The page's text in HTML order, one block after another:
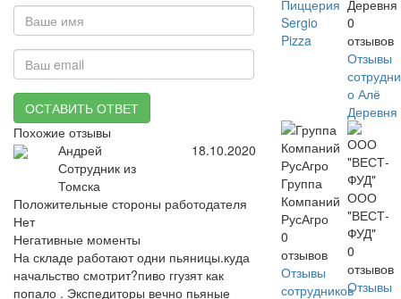
ОСТАВИТЬ ОТВЕТ
Похожие отзывы
Андрей
Сотрудник из
Томска
18.10.2020
Положительные стороны работодателя
Нет
Негативные моменты
На складе работают одни пьяницы.куда
начальство смотрит?пиво ггузят как
попало . Экспедиторы вечно пьяные
Пиццерия
Sergio
Pizza
Деревня
0
отзывов
Отзывы
о Алё
Деревня
Группа
Компаний
РусАгро
0
отзывов
Отзывы
сотрудников
ООО
"ВЕСТ-
ФУД"
0
отзывов
Отзывы